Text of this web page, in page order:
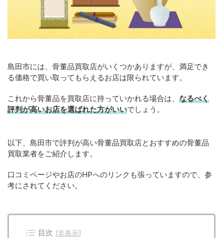
島田市には、骨董品買取店がいくつかありますが、満足でき
る価格で買い取ってもらえるお店は限られています。
これから骨董品を買取店に持っていかれる場合は、 なるべく
評判が高いお店を選ばれた方がいいでしょう。
以下、島田市で評判が高い骨董品買取店とおすすめの骨董品
買取業者をご紹介します。
口コミページやお店のHPへのリンクも張っていますので、参
考にされてください。
目次 [非表示]